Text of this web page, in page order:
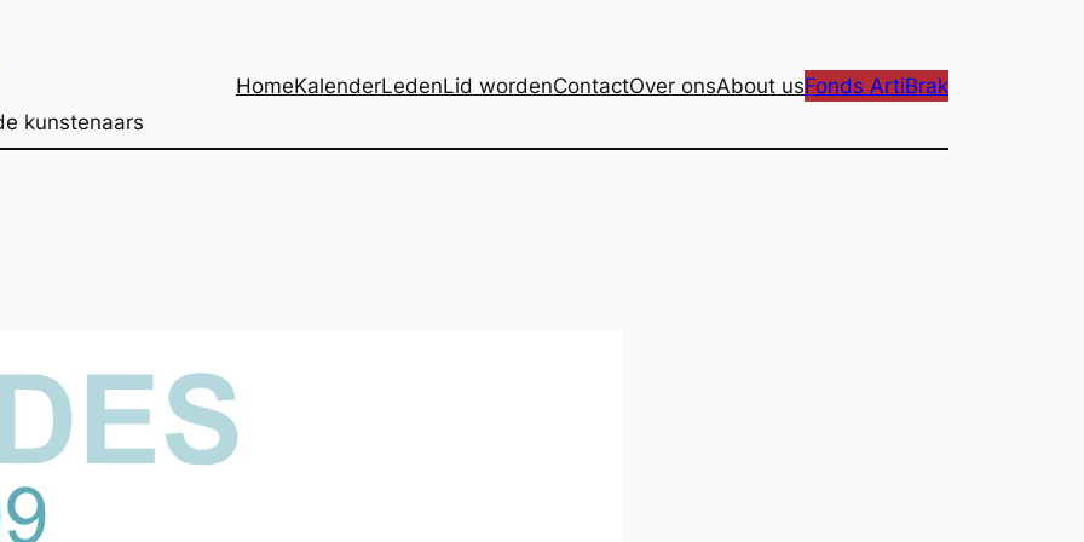
kunstenaars
HomeKalenderLedenLid wordenContactOver onsAbout usFonds ArtiBrak